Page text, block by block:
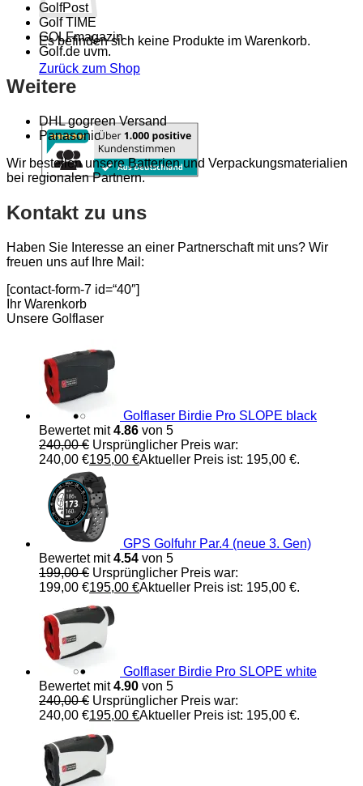
Es befinden sich keine Produkte im Warenkorb.
Zurück zum Shop
GolfPost
Golf TIME
GOLFmagazin
Golf.de uvm.
Weitere
DHL gogreen Versand
Panasonic
Wir bestellen unsere Batterien und Verpackungsmaterialien
bei regionalen Partnern.
Kontakt zu uns
Haben Sie Interesse an einer Partnerschaft mit uns? Wir
freuen uns auf Ihre Mail:
[contact-form-7 id=“40″]
Ihr Warenkorb
Unsere Golflaser
Golflaser Birdie Pro SLOPE black
Bewertet mit4.86 von 5
240,00€ Ursprünglicher Preis war:
240,00 €195,00 €Aktueller Preis ist: 195,00 €.
GPS Golfuhr Par.4 (neue 3. Gen)
Bewertet mit4.54 von 5
199,00€ Ursprünglicher Preis war:
199,00 €195,00 €Aktueller Preis ist: 195,00 €.
Golflaser Birdie Pro SLOPE white
Bewertet mit4.90 von 5
240,00€ Ursprünglicher Preis war:
240,00 €195,00 €Aktueller Preis ist: 195,00 €.